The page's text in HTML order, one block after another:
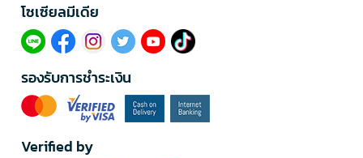
โซเซียลมีเดีย​
รองรับการชำระเงิน
Verified by